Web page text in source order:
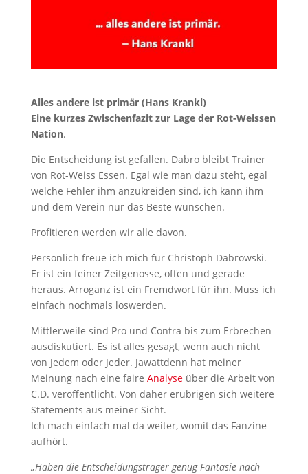
Alles andere ist primär (Hans Krankl)
Eine kurzes Zwischenfazit zur Lage der Rot-Weissen
Nation.
Die Entscheidung ist gefallen. Dabro bleibt Trainer
von Rot-Weiss Essen. Egal wie man dazu steht, egal
welche Fehler ihm anzukreiden sind, ich kann ihm
und dem Verein nur das Beste wünschen.
Profitieren werden wir alle davon.
Persönlich freue ich mich für Christoph Dabrowski.
Er ist ein feiner Zeitgenosse, offen und gerade
heraus. Arroganz ist ein Fremdwort für ihn. Muss ich
einfach nochmals loswerden.
Mittlerweile sind Pro und Contra bis zum Erbrechen
ausdiskutiert. Es ist alles gesagt, wenn auch nicht
von Jedem oder Jeder. Jawattdenn hat meiner
Meinung nach eine faire Analyseüber die Arbeit von
C.D. veröffentlicht. Von daher erübrigen sich weitere
Statements aus meiner Sicht.
Ich mach einfach mal da weiter, womit das Fanzine
aufhört.
„Haben die Entscheidungsträger genug Fantasie nach